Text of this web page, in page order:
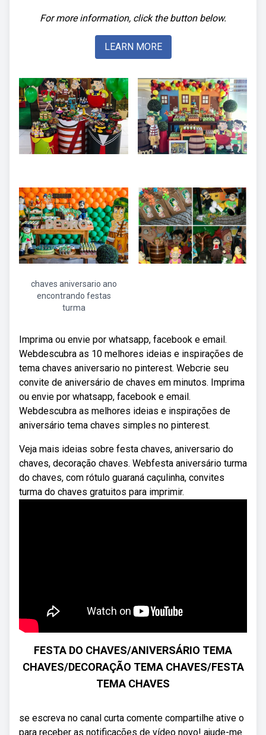
For more information, click the button below.
LEARN MORE
chaves aniversario ano
encontrando festas
turma
Imprima ou envie por whatsapp, facebook e email.
Webdescubra as 10 melhores ideias e inspirações de
tema chaves aniversario no pinterest. Webcrie seu
convite de aniversário de chaves em minutos. Imprima
ou envie por whatsapp, facebook e email.
Webdescubra as melhores ideias e inspirações de
aniversário tema chaves simples no pinterest.
Veja mais ideias sobre festa chaves, aniversario do
chaves, decoração chaves. Webfesta aniversário turma
do chaves, com rótulo guaraná caçulinha, convites
turma do chaves gratuitos para imprimir.
FESTA DO CHAVES/ANIVERSÁRIO TEMA
CHAVES/DECORAÇÃO TEMA CHAVES/FESTA
TEMA CHAVES
se escreva no canal curta comente compartilhe ative o
para receber as notificações de vídeo novo! ajude-me